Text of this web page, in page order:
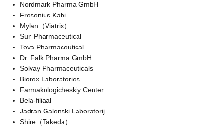
Nordmark Pharma GmbH
Fresenius Kabi
Mylan（Viatris）
Sun Pharmaceutical
Teva Pharmaceutical
Dr. Falk Pharma GmbH
Solvay Pharmaceuticals
Biorex Laboratories
Farmakologicheskiy Center
Bela-filiaal
Jadran Galenski Laboratorij
Shire（Takeda）